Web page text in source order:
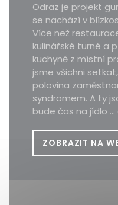
Odraz je projekt
se nachází v
Více než
kulinářské turné a
kuchyně z místní
jsme všichni
polovina
syndromem. A ty
bude čas na jídlo
ZOBRAZIT NA